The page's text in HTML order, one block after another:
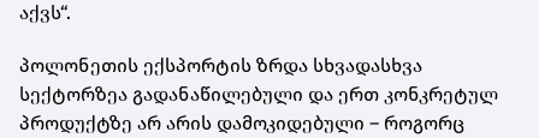
აქვს“.
პოლონეთის ექსპორტის ზრდა სხვადასხვა
სექტორზეა გადანაწილებული და ერთ კონკრეტულ
პროდუქტზე არ არის დამოკიდებული – როგორც